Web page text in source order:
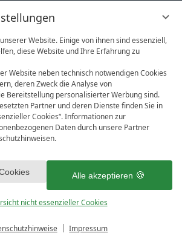
Website. Einige von ihnen sind essenziell,
diese Website und Ihre Erfahrung zu
Website neben technisch notwendigen Cookies
deren Zweck die Analyse von
Bereitstellung personalisierter Werbung sind.
Partner und deren Dienste finden Sie in
Cookies“. Informationen zur
Daten durch unsere Partner
stimmen Sie dem Setzen aller
Ihrem Endgerät sowie das anschließende
Verarbeitung personenbezogener
durch uns und unseren Partnern zu. Falls
sind, klicken Sie bitte auf „Nur essenzielle
Sie können Ihre Auswahl im Fußbereich
Alle akzeptieren
nicht essenzieller Cookies
Impressum
ANFRAGEN